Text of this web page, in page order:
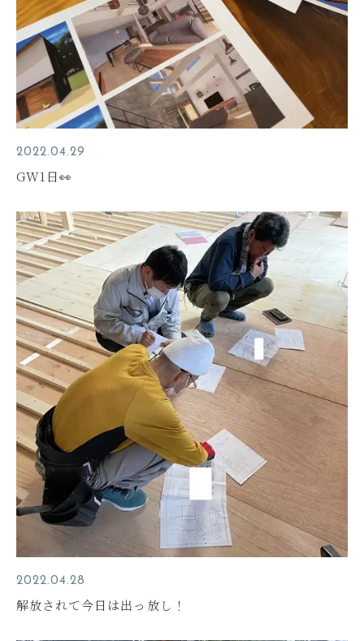
2022.04.29
GW1日👀
2022.04.28
解放されて今日は出っ放し！